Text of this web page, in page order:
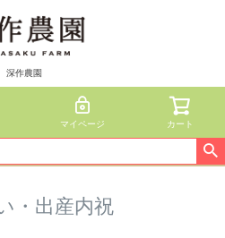
深作農園
マイページ カート
・出産内祝